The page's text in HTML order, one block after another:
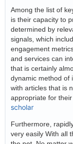
Among the list of
is their capacity to
determined by
signals, which
engagement
and services can
that is certainly
dynamic method of
with articles that is
appropriate for their
scholar
Furthermore,
very easily With all